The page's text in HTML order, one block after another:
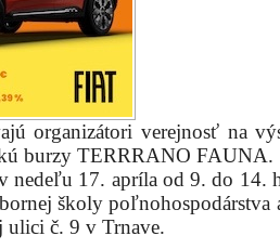
organizátori verejnosť na
burzy TERRRANO FAUNA.
nedeľu 17. apríla od 9. do 14.
školy poľnohospodárstva
ulici č. 9 v Trnave.